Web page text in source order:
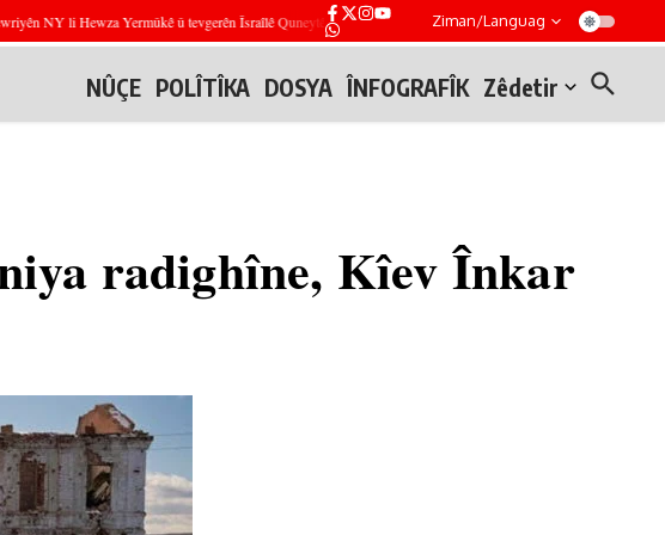
NY li Hewza Yermûkê û tevgerên Îsraîlê Quneytêtra Serdana hevpar a şandeya Şîrketa Petrola Sûriyê û HKN
Ziman/Languag
NÛÇE POLÎTÎKA DOSYA ÎNFOGRAFÎK Zêdetir
radighîne, Kîev Înkar